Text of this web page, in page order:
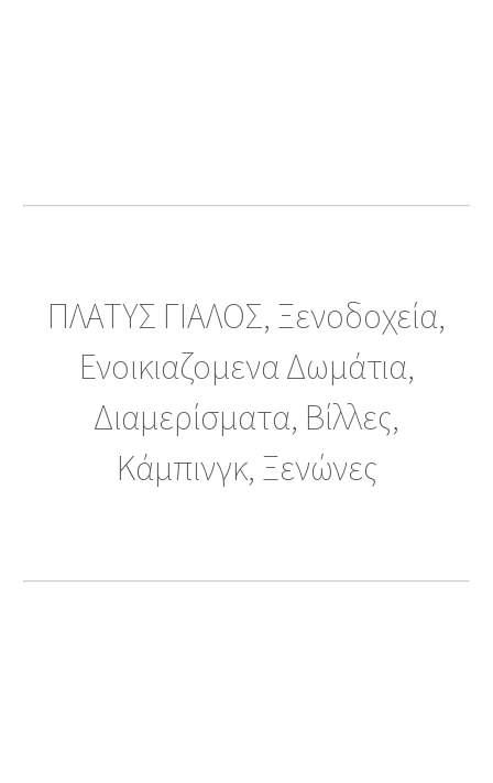
ΠΛΑΤΥΣ ΓΙΑΛΟΣ, Ξενοδοχεία,
Ενοικιαζομενα Δωμάτια,
Διαμερίσματα, Βίλλες,
Κάμπινγκ, Ξενώνες